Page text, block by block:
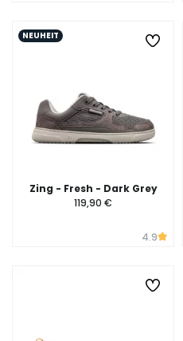
NEUHEIT
Zing - Fresh - Dark Grey
119,90 €
4.9